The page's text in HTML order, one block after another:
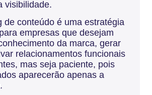
visibilidade.
de conteúdo é uma estratégia
empresas que desejam
da marca, gerar
relacionamentos funcionais
mas seja paciente, pois
aparecerão apenas a